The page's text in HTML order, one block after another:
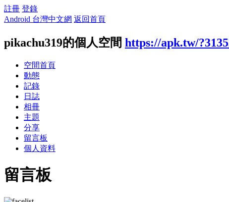
註冊 登錄
Android 台灣中文網 返回首頁
pikachu319的個人空間 https://apk.tw/
空間首頁
動態
記錄
日誌
相冊
主題
分享
留言板
個人資料
留言板